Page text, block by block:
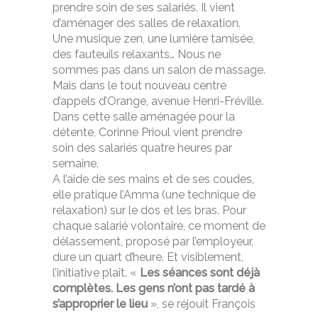
prendre soin de ses salariés. Il vient
d’aménager des salles de relaxation.
Une musique zen, une lumière tamisée,
des fauteuils relaxants… Nous ne
sommes pas dans un salon de massage.
Mais dans le tout nouveau centre
d’appels d’Orange, avenue Henri-Fréville.
Dans cette salle aménagée pour la
détente, Corinne Prioul vient prendre
soin des salariés quatre heures par
semaine.
A l’aide de ses mains et de ses coudes,
elle pratique l’Amma (une technique de
relaxation) sur le dos et les bras. Pour
chaque salarié volontaire, ce moment de
délassement, proposé par l’employeur,
dure un quart d’heure. Et visiblement,
l’initiative plaît. « Les séances sont déjà
complètes. Les gens n’ont pas tardé à
s’approprier le lieu », se réjouit François